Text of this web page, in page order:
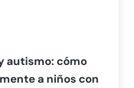
autismo: cómo
a niños con